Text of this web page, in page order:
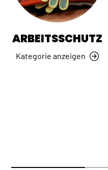
ARBEITSSCHUTZ
Kategorie anzeigen